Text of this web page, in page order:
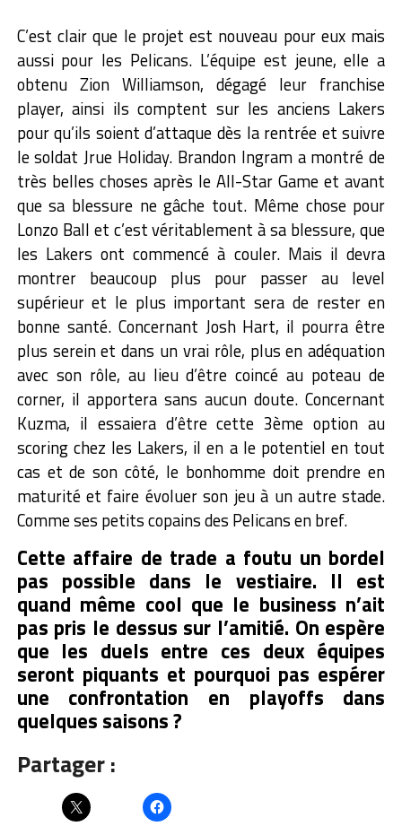
C’est clair que le projet est nouveau pour eux mais
aussi pour les Pelicans. L’équipe est jeune, elle a
obtenu Zion Williamson, dégagé leur franchise
player, ainsi ils comptent sur les anciens Lakers
pour qu’ils soient d’attaque dès la rentrée et suivre
le soldat Jrue Holiday. Brandon Ingram a montré de
très belles choses après le All-Star Game et avant
que sa blessure ne gâche tout. Même chose pour
Lonzo Ball et c’est véritablement à sa blessure, que
les Lakers ont commencé à couler. Mais il devra
montrer beaucoup plus pour passer au level
supérieur et le plus important sera de rester en
bonne santé. Concernant Josh Hart, il pourra être
plus serein et dans un vrai rôle, plus en adéquation
avec son rôle, au lieu d’être coincé au poteau de
corner, il apportera sans aucun doute. Concernant
Kuzma, il essaiera d’être cette 3ème option au
scoring chez les Lakers, il en a le potentiel en tout
cas et de son côté, le bonhomme doit prendre en
maturité et faire évoluer son jeu à un autre stade.
Comme ses petits copains des Pelicans en bref.
Cette affaire de trade a foutu un bordel
pas possible dans le vestiaire. Il est
quand même cool que le business n’ait
pas pris le dessus sur l’amitié. On espère
que les duels entre ces deux équipes
seront piquants et pourquoi pas espérer
une confrontation en playoffs dans
quelques saisons ?
Partager :